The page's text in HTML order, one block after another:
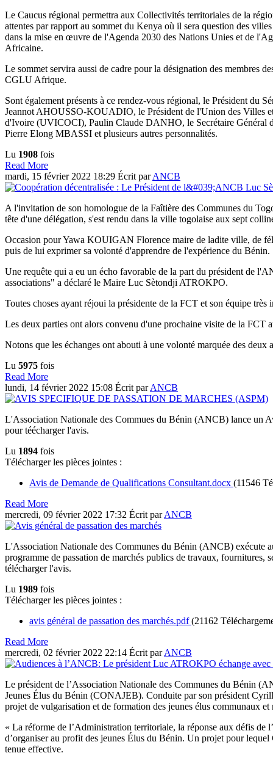
Le Caucus régional permettra aux Collectivités territoriales de la
attentes par rapport au sommet du Kenya où il sera question des
dans la mise en œuvre de l'Agenda 2030 des Nations Unies et de
Africaine.
Le sommet servira aussi de cadre pour la désignation des membres
CGLU Afrique.
Sont également présents à ce rendez-vous régional, le Président du
Jeannot AHOUSSO-KOUADIO, le Président de l'Union des Villes
d'Ivoire (UVICOCI), Paulin Claude DANHO, le Secrétaire Général
Pierre Elong MBASSI et plusieurs autres personnalités.
Lu 1908 fois
Read More
mardi, 15 février 2022 18:29 Écrit parANCB
A l'invitation de son homologue de la Faîtière des Communes du
tête d'une délégation, s'est rendu dans la ville togolaise aux sept
Occasion pour Yawa KOUIGAN Florence maire de ladite ville, de
puis de lui exprimer sa volonté d'apprendre de l'expérience du Bénin.
Une requête qui a eu un écho favorable de la part du président de
associations" a déclaré le Maire Luc Sètondji ATROKPO.
Toutes choses ayant réjoui la présidente de la FCT et son équipe
Les deux parties ont alors convenu d'une prochaine visite de la
Notons que les échanges ont abouti à une volonté marquée des deux
Lu 5975 fois
Read More
lundi, 14 février 2022 15:08 Écrit parANCB
L'Association Nationale des Commues du Bénin (ANCB) lance un
pour téécharger l'avis.
Lu 1894 fois
Télécharger les pièces jointes :
Avis de Demande de Qualifications Consultant.docx (11546
Read More
mercredi, 09 février 2022 17:32 Écrit parANCB
L'Association Nationale des Communes du Bénin (ANCB) exécute
programme de passation de marchés publics de travaux, fournitures,
télécharger l'avis.
Lu 1989 fois
Télécharger les pièces jointes :
avis général de passation des marchés.pdf(21162
Read More
mercredi, 02 février 2022 22:14 Écrit parANCB
Le président de l’Association Nationale des Communes du Bénin
Jeunes Élus du Bénin (CONAJEB). Conduite par son président
projet de vulgarisation et de formation des jeunes élus communaux
« La réforme de l’Administration territoriale, la réponse aux défis de
d’organiser au profit des jeunes Élus du Bénin. Un projet pour
tenue effective.